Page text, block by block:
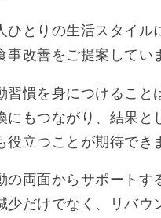
ひとりの生活スタイル
事改善をご提案してい
習慣を身につけること
にもつながり、結果と
役立つことが期待でき
の両面からサポートす
少だけでなく、リバウ